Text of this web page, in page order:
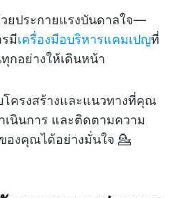
ยประกายแรงบันดาลใจ—
มีเครื่องมือบริหารแคมเปญที่
กอย่างให้เดินหน้า
โครงสร้างและแนวทางที่คุณ
เนินการ และติดตามความ
องคุณได้อย่างมั่นใจ 💁